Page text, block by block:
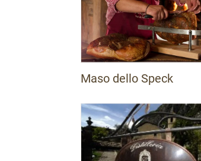
Maso dello Speck